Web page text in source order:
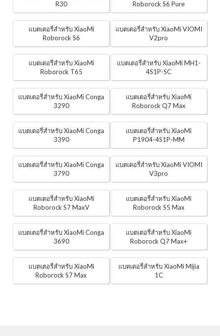
R30
Roborock S6 Pure
แบตเตอรี่สำหรับ XiaoMi
Roborock S6
แบตเตอรี่สำหรับ XiaoMi VIOMI
V2pro
แบตเตอรี่สำหรับ XiaoMi
Roborock T65
แบตเตอรี่สำหรับ XiaoMi MH1-
4S1P-SC
แบตเตอรี่สำหรับ XiaoMi Conga
3290
แบตเตอรี่สำหรับ XiaoMi
Roborock Q7 Max
แบตเตอรี่สำหรับ XiaoMi Conga
3390
แบตเตอรี่สำหรับ XiaoMi
P1904-4S1P-MM
แบตเตอรี่สำหรับ XiaoMi Conga
3790
แบตเตอรี่สำหรับ XiaoMi VIOMI
V3pro
แบตเตอรี่สำหรับ XiaoMi
Roborock S7 MaxV
แบตเตอรี่สำหรับ XiaoMi
Roborock S5 Max
แบตเตอรี่สำหรับ XiaoMi Conga
3690
แบตเตอรี่สำหรับ XiaoMi
Roborock Q7 Max+
แบตเตอรี่สำหรับ XiaoMi
Roborock S7 Max
แบตเตอรี่สำหรับ XiaoMi Mijia
1C